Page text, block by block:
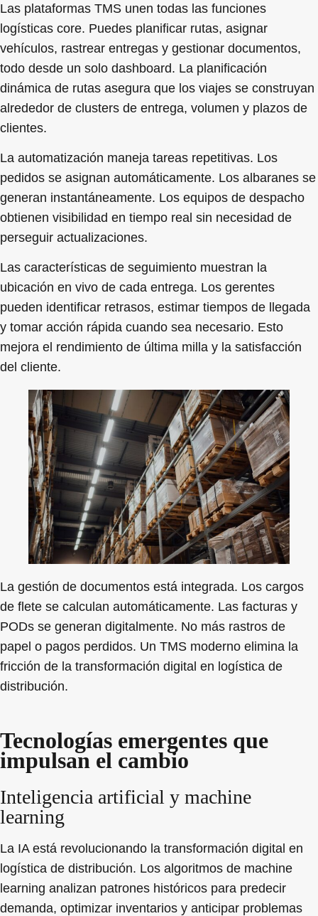
Las plataformas TMS unen todas las funciones
logísticas core. Puedes planificar rutas, asignar
vehículos, rastrear entregas y gestionar documentos,
todo desde un solo dashboard. La planificación
dinámica de rutas asegura que los viajes se construyan
alrededor de clusters de entrega, volumen y plazos de
clientes.
La automatización maneja tareas repetitivas. Los
pedidos se asignan automáticamente. Los albaranes se
generan instantáneamente. Los equipos de despacho
obtienen visibilidad en tiempo real sin necesidad de
perseguir actualizaciones.
Las características de seguimiento muestran la
ubicación en vivo de cada entrega. Los gerentes
pueden identificar retrasos, estimar tiempos de llegada
y tomar acción rápida cuando sea necesario. Esto
mejora el rendimiento de última milla y la satisfacción
del cliente.
La gestión de documentos está integrada. Los cargos
de flete se calculan automáticamente. Las facturas y
PODs se generan digitalmente. No más rastros de
papel o pagos perdidos. Un TMS moderno elimina la
fricción de la transformación digital en logística de
distribución.
Tecnologías emergentes que
impulsan el cambio
Inteligencia artificial y machine
learning
La IA está revolucionando la transformación digital en
logística de distribución. Los algoritmos de machine
learning analizan patrones históricos para predecir
demanda, optimizar inventarios y anticipar problemas